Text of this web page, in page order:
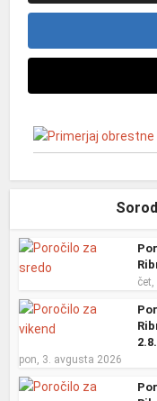
pon, 3. avgusta 2026